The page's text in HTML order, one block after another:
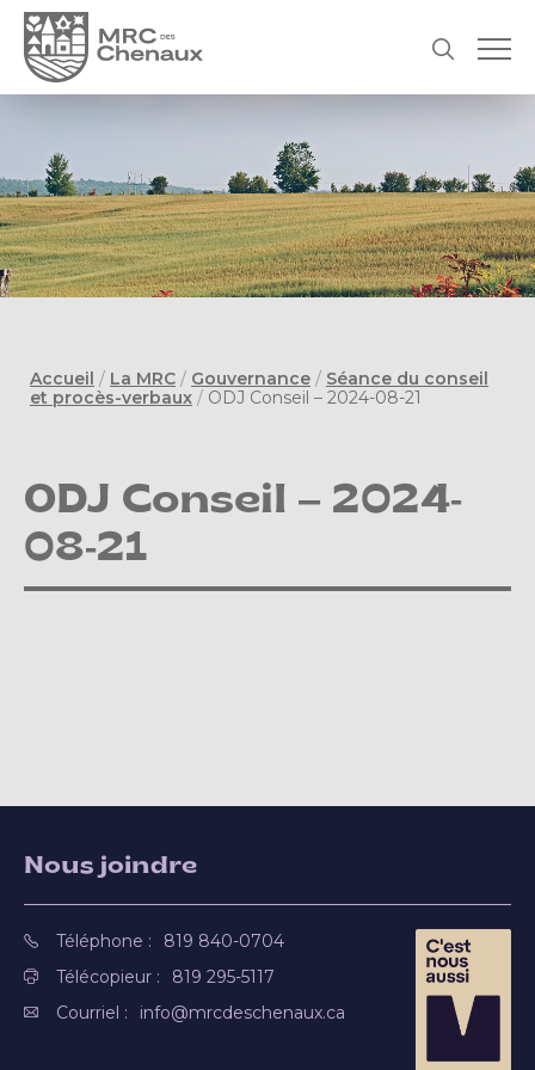
Accueil / La MRC / Gouvernance / Séance du conseil
et procès-verbaux / ODJ Conseil – 2024-08-21
ODJ Conseil – 2024-
08-21
Nous joindre
Téléphone :
819 840-0704
Télécopieur :
819 295-5117
Courriel :
info@mrcdeschenaux.ca